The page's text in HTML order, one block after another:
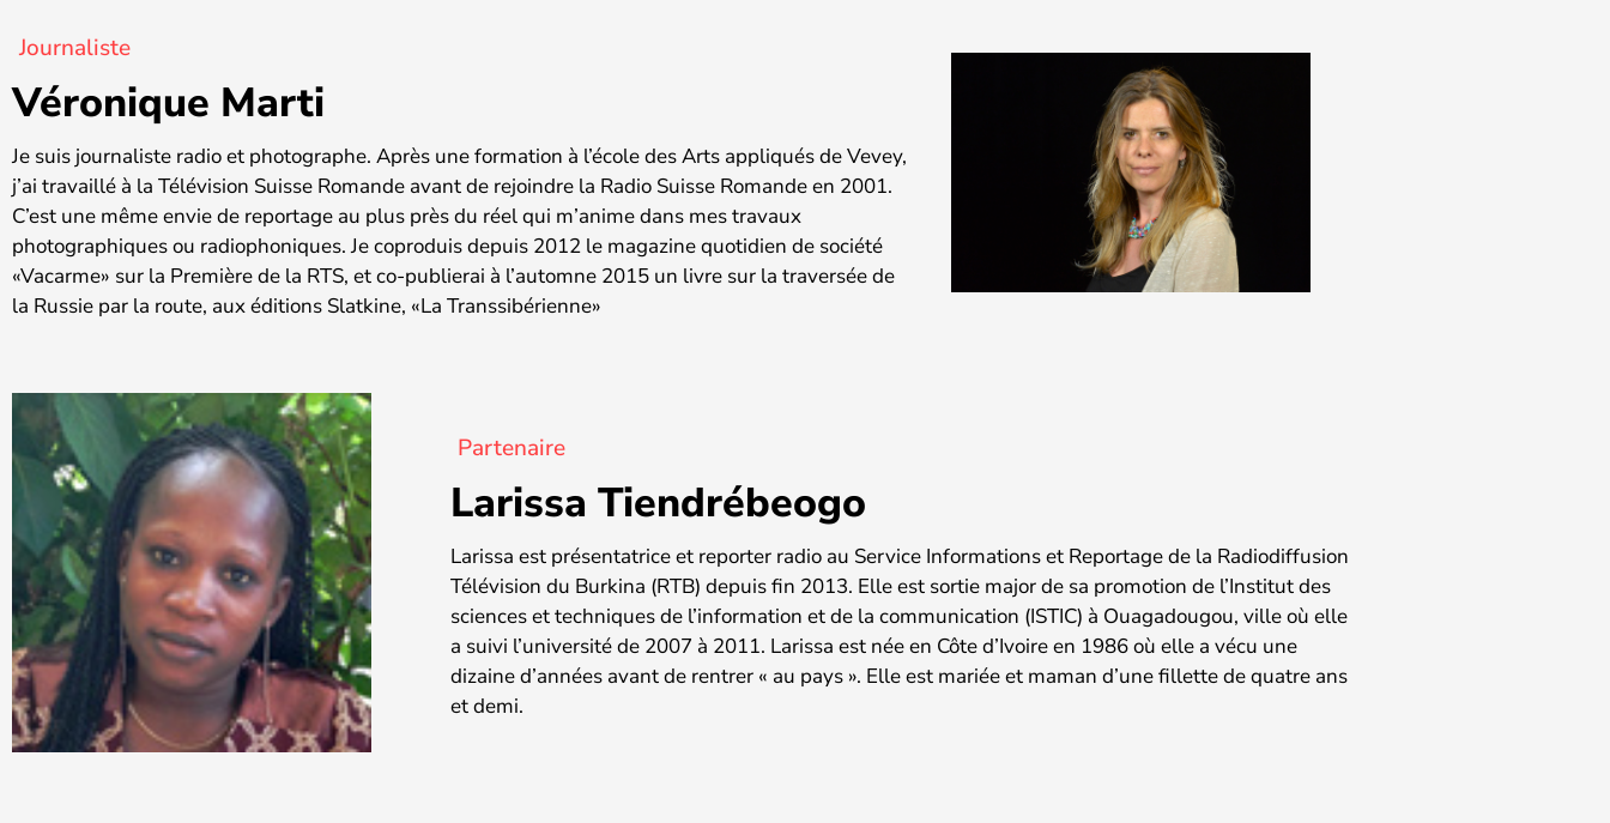
Journaliste
Véronique Marti
Je suis journaliste radio et photographe. Après une formation à l’école des Arts appliqués de Vevey,
j’ai travaillé à la Télévision Suisse Romande avant de rejoindre la Radio Suisse Romande en 2001.
C’est une même envie de reportage au plus près du réel qui m’anime dans mes travaux
photographiques ou radiophoniques. Je coproduis depuis 2012 le magazine quotidien de société
«Vacarme» sur la Première de la RTS, et co-publierai à l’automne 2015 un livre sur la traversée de
la Russie par la route, aux éditions Slatkine, «La Transsibérienne»
Partenaire
Larissa Tiendrébeogo
Larissa est présentatrice et reporter radio au Service Informations et Reportage de la Radiodiffusion
Télévision du Burkina (RTB) depuis fin 2013. Elle est sortie major de sa promotion de l’Institut des
sciences et techniques de l’information et de la communication (ISTIC) à Ouagadougou, ville où elle
a suivi l’université de 2007 à 2011. Larissa est née en Côte d’Ivoire en 1986 où elle a vécu une
dizaine d’années avant de rentrer « au pays ». Elle est mariée et maman d’une fillette de quatre ans
et demi.